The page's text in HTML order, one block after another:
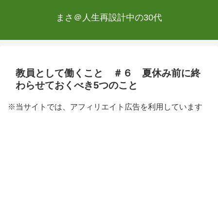
まさ＠人生再設計中の30代
教員として働くこと ＃６ 夏休み前に終
わらせておくべき5つのこと
※当サイトでは、アフィリエイト広告を利用しています